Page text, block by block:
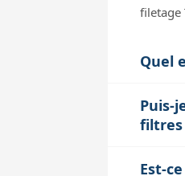
filetage
Quel
Puis-
filtres
Est-